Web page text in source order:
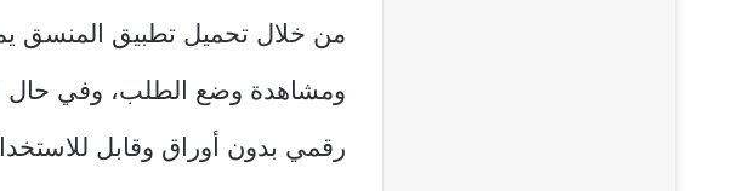
من خلال تحميل تطبيق المنسق
ومشاهدة وضع الطلب، وفي
رقمي بدون أوراق وقابل